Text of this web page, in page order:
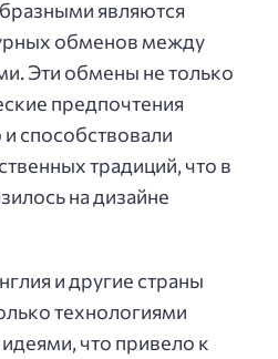
являются
обменов между
Эти обмены не только
предпочтения
способствовали
традиций, что в
на дизайне
и другие страны
технологиями
что привело к